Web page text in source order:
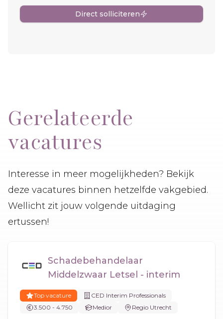
Direct solliciteren
Gerelateerde
vacatures
Interesse in meer mogelijkheden? Bekijk
deze vacatures binnen hetzelfde vakgebied.
Wellicht zit jouw volgende uitdaging
ertussen!
Schadebehandelaar
Middelzwaar Letsel - interim
Top vacature
CED Interim Professionals
3.500 - 4.750
Medior Regio Utrecht